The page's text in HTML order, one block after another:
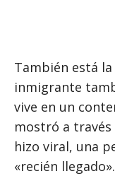
También está
inmigrante
vive en un
mostró a través
hizo viral, una
«recién